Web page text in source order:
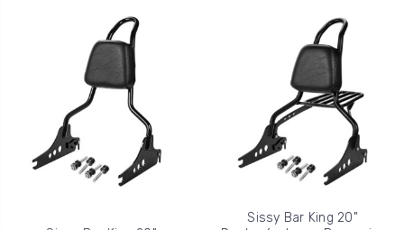
Sissy Bar King 20"